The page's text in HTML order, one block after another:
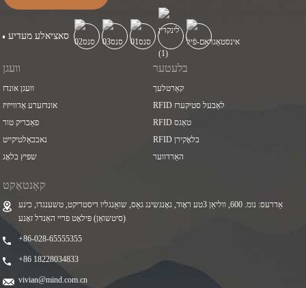
סאציאלע מעדיע
וועגן
וועגן אונדז
אונדזערע אַדווייזיז
פאַבריק טור
נאככאַלטיקייט
שפּיץ בלאָג
בלעטער
קאַרטלעך
RFID לאַבעל סטיקערז
RFID טאַגס
RFID בלאָקירן
האַרדווער
קאָנטאַקט
אַדרעס: נומ. 600, ווליאַן 3טע ראָוד, גאָנגשינג גאַס, שואַנגליו דיסטריקט, טשענגדו, כינע
(סיטשואַן) פּילאָט פריי האַנדל זאָנע
+86-028-65555355
+86 18228034833
vivian@mind.com.cn